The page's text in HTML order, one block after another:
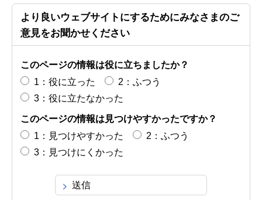
より良いウェブサイトにするためにみなさまのご
意見をお聞かせください
このページの情報は役に立ちましたか？
1：役に立った
2：ふつう
3：役に立たなかった
このページの情報は見つけやすかったですか？
1：見つけやすかった
2：ふつう
3：見つけにくかった